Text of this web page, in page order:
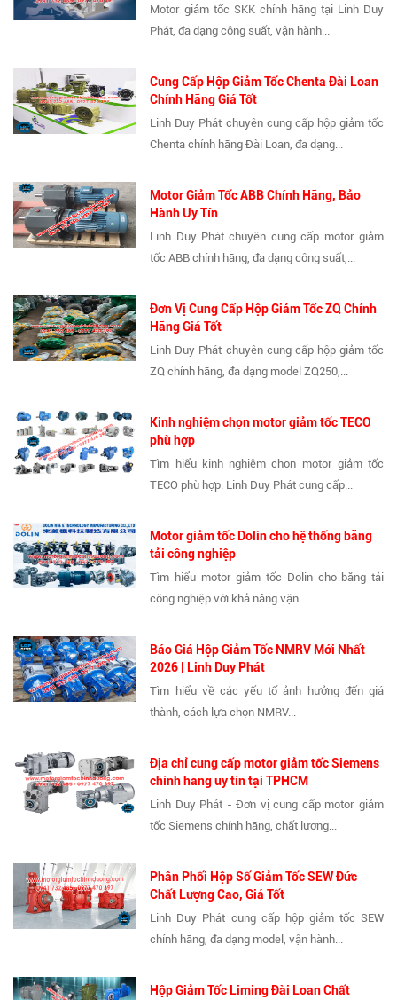
Motor giảm tốc SKK chính hãng tại Linh Duy
Phát, đa dạng công suất, vận hành...
Cung Cấp Hộp Giảm Tốc Chenta Đài Loan
Chính Hãng Giá Tốt
Linh Duy Phát chuyên cung cấp hộp giảm tốc
Chenta chính hãng Đài Loan, đa dạng...
Motor Giảm Tốc ABB Chính Hãng, Bảo
Hành Uy Tín
Linh Duy Phát chuyên cung cấp motor giảm
tốc ABB chính hãng, đa dạng công suất,...
Đơn Vị Cung Cấp Hộp Giảm Tốc ZQ Chính
Hãng Giá Tốt
Linh Duy Phát chuyên cung cấp hộp giảm tốc
ZQ chính hãng, đa dạng model ZQ250,...
Kinh nghiệm chọn motor giảm tốc TECO
phù hợp
Tìm hiểu kinh nghiệm chọn motor giảm tốc
TECO phù hợp. Linh Duy Phát cung cấp...
Motor giảm tốc Dolin cho hệ thống băng
tải công nghiệp
Tìm hiểu motor giảm tốc Dolin cho băng tải
công nghiệp với khả năng vận...
Báo Giá Hộp Giảm Tốc NMRV Mới Nhất
2026 | Linh Duy Phát
Tìm hiểu về các yếu tố ảnh hưởng đến giá
thành, cách lựa chọn NMRV...
Địa chỉ cung cấp motor giảm tốc Siemens
chính hãng uy tín tại TPHCM
Linh Duy Phát - Đơn vị cung cấp motor giảm
tốc Siemens chính hãng, chất lượng...
Phân Phối Hộp Số Giảm Tốc SEW Đức
Chất Lượng Cao, Giá Tốt
Linh Duy Phát cung cấp hộp giảm tốc SEW
chính hãng, đa dạng model, vận hành...
Hộp Giảm Tốc Liming Đài Loan Chất